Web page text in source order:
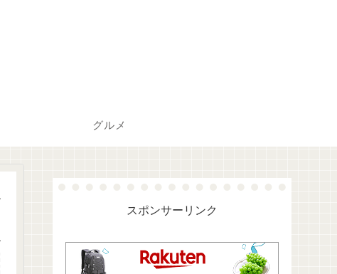
グルメ
スポンサーリンク